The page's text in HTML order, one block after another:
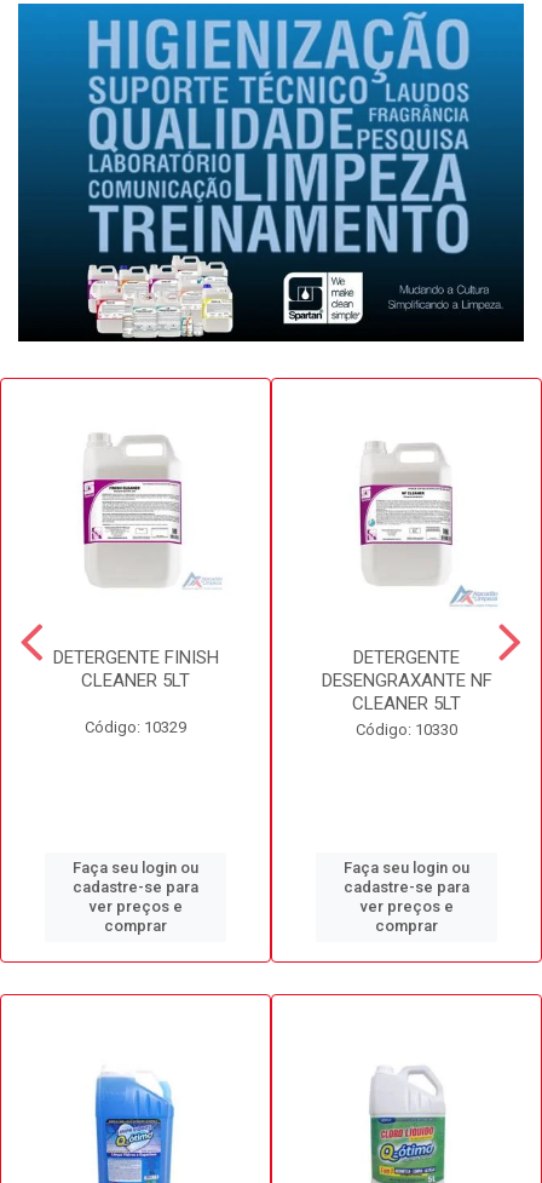
DETERGENTE FINISH
CLEANER 5LT
Código: 10329
Faça seu login ou
cadastre-se para
ver preços e
comprar
DETERGENTE
DESENGRAXANTE NF
CLEANER 5LT
Código: 10330
Faça seu login ou
cadastre-se para
ver preços e
comprar